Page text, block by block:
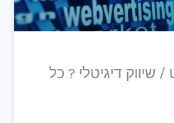
דיגיטלי ? כל